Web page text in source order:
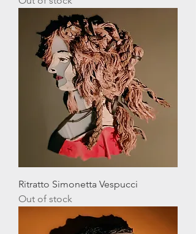
Ritratto Simonetta Vespucci
Out of stock